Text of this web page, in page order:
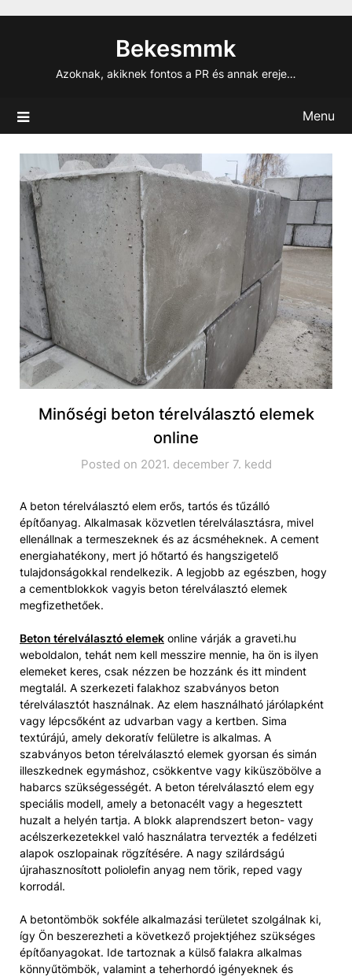
Bekesmmk
Azoknak, akiknek fontos a PR és annak ereje…
Menu
Minőségi beton térelválasztó elemek
online
Posted on 2021. december 7. kedd
A beton térelválasztó elem erős, tartós és tűzálló
építőanyag. Alkalmasak közvetlen térelválasztásra, mivel
ellenállnak a termeszeknek és az ácsméheknek. A cement
energiahatékony, mert jó hőtartó és hangszigetelő
tulajdonságokkal rendelkezik. A legjobb az egészben, hogy
a cementblokkok vagyis beton térelválasztó elemek
megfizethetőek.
Beton térelválasztó elemek online várják a graveti.hu
weboldalon, tehát nem kell messzire mennie, ha ön is ilyen
elemeket keres, csak nézzen be hozzánk és itt mindent
megtalál. A szerkezeti falakhoz szabványos beton
térelválasztót használnak. Az elem használható járólapként
vagy lépcsőként az udvarban vagy a kertben. Sima
textúrájú, amely dekoratív felületre is alkalmas. A
szabványos beton térelválasztó elemek gyorsan és simán
illeszkednek egymáshoz, csökkentve vagy kiküszöbölve a
habarcs szükségességét. A beton térelválasztó elem egy
speciális modell, amely a betonacélt vagy a hegesztett
huzalt a helyén tartja. A blokk alaprendszert beton- vagy
acélszerkezetekkel való használatra tervezték a fedélzeti
alapok oszlopainak rögzítésére. A nagy szilárdságú
újrahasznosított poliolefin anyag nem törik, reped vagy
korrodál.
A betontömbök sokféle alkalmazási területet szolgálnak ki,
így Ön beszerezheti a következő projektjéhez szükséges
építőanyagokat. Ide tartoznak a külső falakra alkalmas
könnyűtömbök, valamint a teherhordó igényeknek és